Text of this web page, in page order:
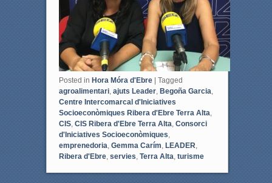
Posted in Hora Móra d'Ebre
Tagged
agroalimentari, ajuts Leader, Begoña Garcia,
Centre Intercomarcal d'Iniciatives
Socioeconòmiques Ribera d'Ebre Terra Alta,
CIS, CIS Ribera d'Ebre Terra Alta, Consorci
d'Iniciatives Socioeconòmiques,
emprenedoria, Gemma Carím, LEADER,
Ribera d'Ebre, servies, Terra Alta, turisme